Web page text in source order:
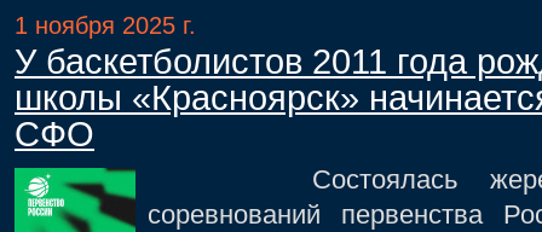
1 ноября 2025 г.
У баскетболистов 2011 года
школы «Красноярск»
СФО
Состоялась
соревнований первенства